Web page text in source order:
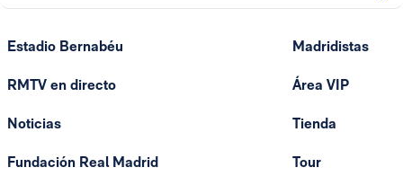
Estadio Bernabéu
RMTV en directo
Noticias
Fundación Real Madrid
Madridistas
Área VIP
Tienda
Tour